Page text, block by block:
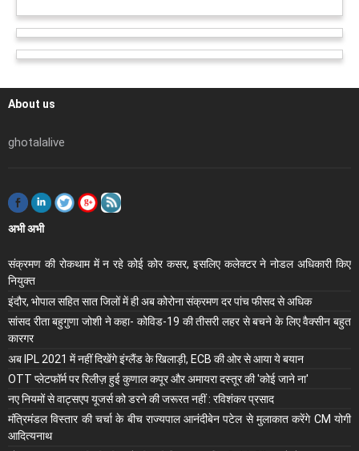
About us
ghotalalive
अभी अभी
संक्रमण की रोकथाम में न रहे कोई कोर कसर, इसलिए कलेक्‍टर ने नोडल अधिकारी किए
नियुक्‍त
इंदौर, भोपाल सहित सात जिलों में ही अब कोरोना संक्रमण दर पांच फीसद से अधिक
सांसद रीता बहुगुणा जोशी ने कहा- कोविड-19 की तीसरी लहर से बचने के लिए वैक्सीन बहुत
कारगर
अब IPL 2021 में नहीं दिखेंगे इंग्लैंड के खिलाड़ी, ECB की ओर से आया ये बयान
OTT प्लेटफॉर्म पर रिलीज़ हुई कुणाल कपूर और अमायरा दस्तूर की 'कोई जाने ना'
नए नियमों से वाट्सएप यूजर्स को डरने की जरूरत नहीं : रविशंकर प्रसाद
मंंत्रिमंडल विस्तार की चर्चा के बीच राज्यपाल आनंदीबेन पटेल से मुलाकात करेंगे CM योगी
आदित्यनाथ